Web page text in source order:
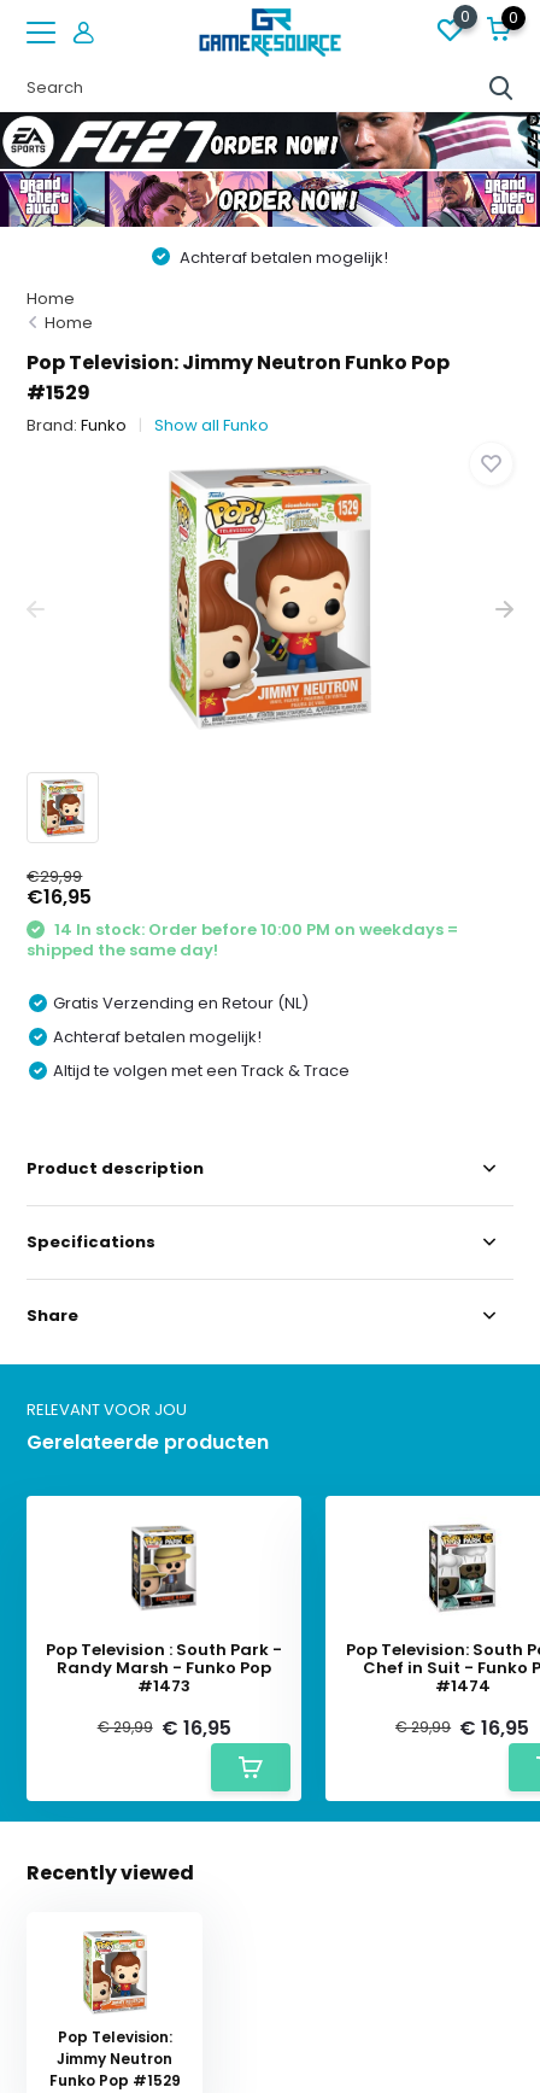
0 0
Achteraf betalen mogelijk!
Home
Home
Pop Television: Jimmy Neutron Funko Pop
#1529
Brand:Funko Show all Funko
€29,99
€16,95
14 In stock: Order before 10:00 PM on weekdays =
shipped the same day!
Gratis Verzending en Retour (NL)
Achteraf betalen mogelijk!
Altijd te volgen met een Track & Trace
Product description
Specifications
Share
RELEVANT VOOR JOU
Gerelateerde producten
Pop Television : South Park -
Randy Marsh - Funko Pop
#1473
€ 29,99 € 16,95
Pop Television: South
Chef in Suit - Funko
#1474
€ 29,99 € 16,95
Recently viewed
Pop Television:
Jimmy Neutron
Funko Pop #1529